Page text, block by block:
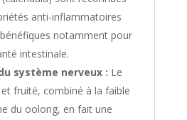
anti-inflammatoires
notamment pour
intestinale.
système nerveux : Le
fruité, combiné à la faible
du oolong, en fait une